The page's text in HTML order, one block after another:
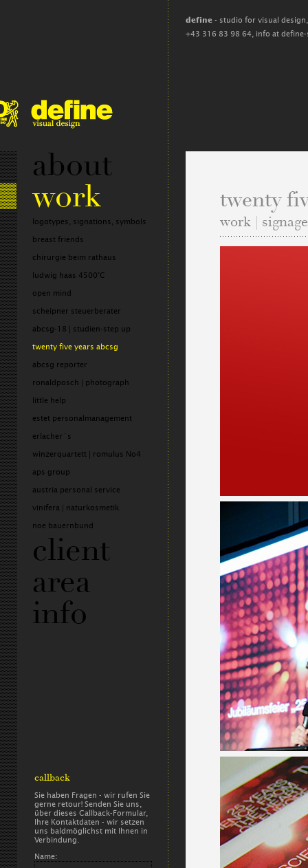
define - studio for visual
+43 316 83 98 64, info at
about
work
logotypes, signations, symbols
breast friends
chirurgie beim rathaus
ludwig haas 4500°C
open mind
scheipner steuerberater
abcsg-18 | studien-step up
twenty five years abcsg
abcsg reporter
ronaldposch | photograph
little help
estet personalmanagement
erlacher´s
winzerquartett | romulus No4
aps group
austria personal service
vinifera | naturkosmetik
noe bauernbund
client
area
info
callback
Sie haben Fragen - wir rufen Sie
gerne retour! Senden Sie uns,
über dieses Callback-Formular,
Ihre Kontaktdaten - wir setzen
uns baldmöglichst mit Ihnen in
Verbindung.
Name:
twenty
work |